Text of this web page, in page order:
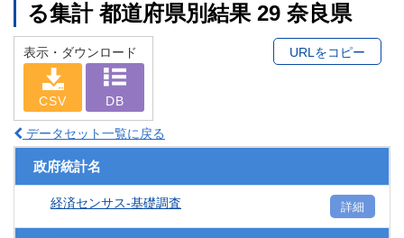
る集計 都道府県別結果 29 奈良県
表示・ダウンロード
CSV DB
URLをコピー
データセット一覧に戻る
政府統計名
経済センサス‐基礎調査 詳細